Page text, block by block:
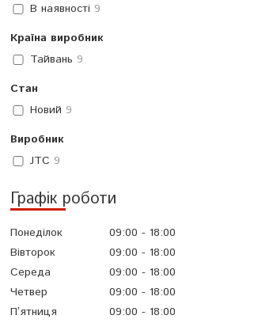
В наявності 9
Країна виробник
Тайвань 9
Стан
Новий 9
Виробник
JTC 9
Графік роботи
Понеділок 09:00
18:00
Вівторок
09:00
18:00
Середа
09:00
18:00
Четвер
09:00
18:00
Пʼятниця
09:00
18:00